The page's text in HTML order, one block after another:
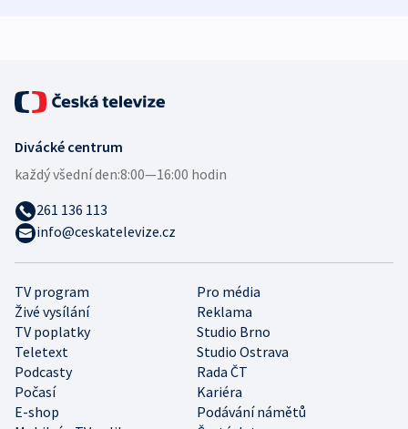
TV program
Pro média
Živé vysílání
Reklama
TV poplatky
Studio Brno
Teletext
Studio Ostrava
Podcasty
Rada ČT
Počasí
Kariéra
E-shop
Podávání námětů
Divácké centrum
každý všední den:8:00—16:00 hodin
261 136 113
info@ceskatelevize.cz